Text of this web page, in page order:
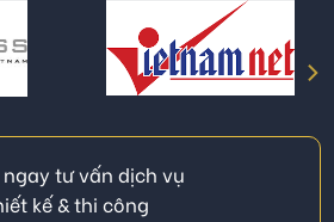
ngay tư vấn dịch vụ
kế & thi công